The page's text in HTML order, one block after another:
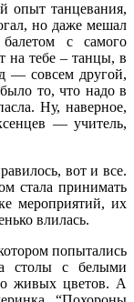
опыт танцевания,
но даже мешал
балетом с самого
на тебе – танцы, в
— совсем другой,
то, что надо в
Ну, наверное,
— учитель,
вот и все.
стала принимать
мероприятий, их
влилась.
попытались
столы с белыми
живых цветов. А